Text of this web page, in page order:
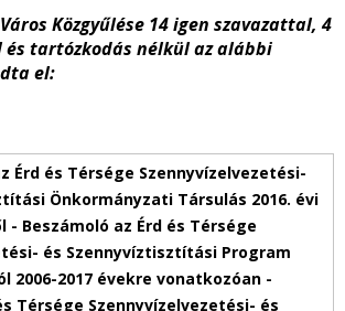
Közgyűlése 14 igen szavazattal, 4
tartózkodás nélkül az alábbi
el: